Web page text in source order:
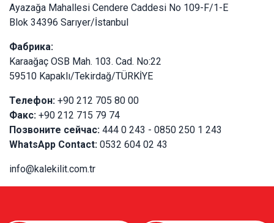
Ayazağa Mahallesi Cendere Caddesi No 109-F/1-E
Blok 34396 Sarıyer/İstanbul
Фабрика:
Karaağaç OSB Mah. 103. Cad. No:22
59510 Kapaklı/Tekirdağ/TÜRKİYE
Телефон: +90 212 705 80 00
Факс: +90 212 715 79 74
Позвоните сейчас: 444 0 243 - 0850 250 1 243
WhatsApp Contact: 0532 604 02 43
info@kalekilit.com.tr